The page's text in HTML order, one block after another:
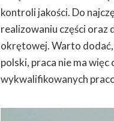
kontroli jakości. Do
realizowaniu części
okrętowej. Warto
polski, praca nie ma
wykwalifikowanych